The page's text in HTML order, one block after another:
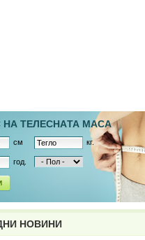
НА ТЕЛЕСНAТА МАСА
см кг.
год.
НОВИНИ